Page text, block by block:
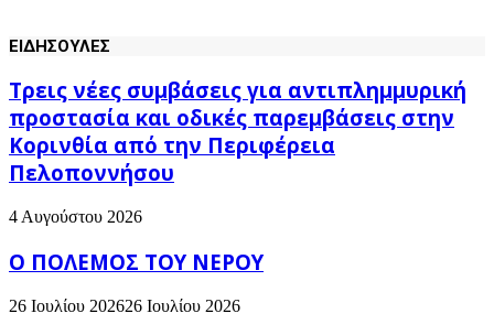
ΕΙΔΗΣΟΥΛΕΣ
Τρεις νέες συμβάσεις για αντιπλημμυρική
προστασία και οδικές παρεμβάσεις στην
Κορινθία από την Περιφέρεια
Πελοποννήσου
4 Αυγούστου 2026
Ο ΠΟΛΕΜΟΣ ΤΟΥ ΝΕΡΟΥ
26 Ιουλίου 202626 Ιουλίου 2026